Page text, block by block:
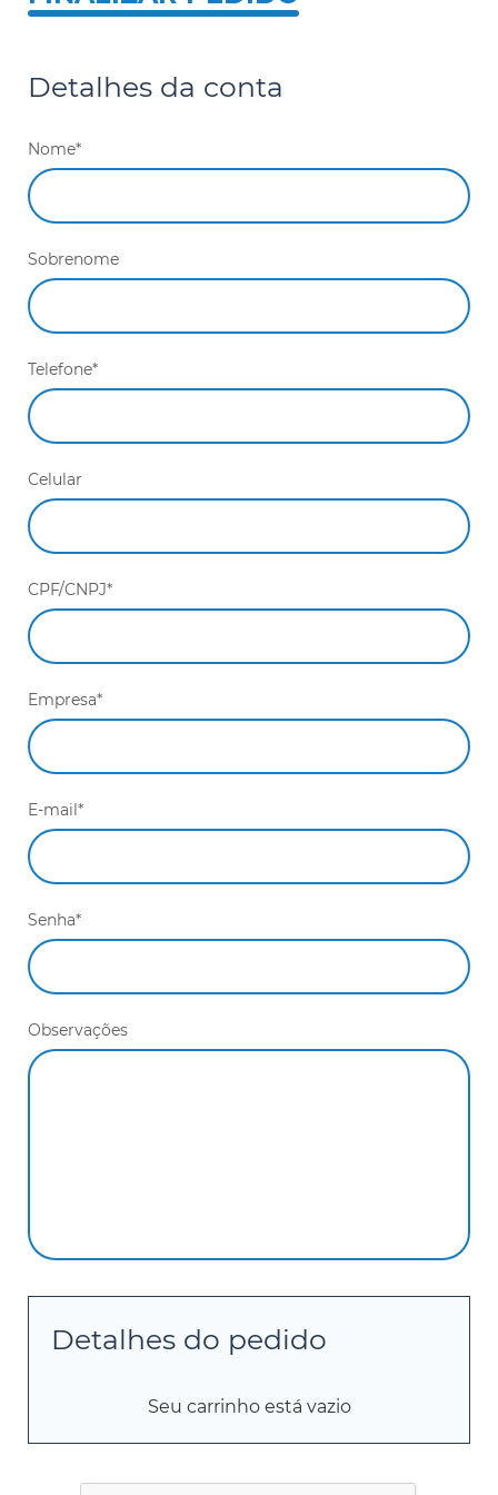
Detalhes da conta
Nome*
Sobrenome
Telefone*
Celular
CPF/CNPJ*
Empresa*
E-mail*
Senha*
Observações
Detalhes do pedido
Seu carrinho está vazio